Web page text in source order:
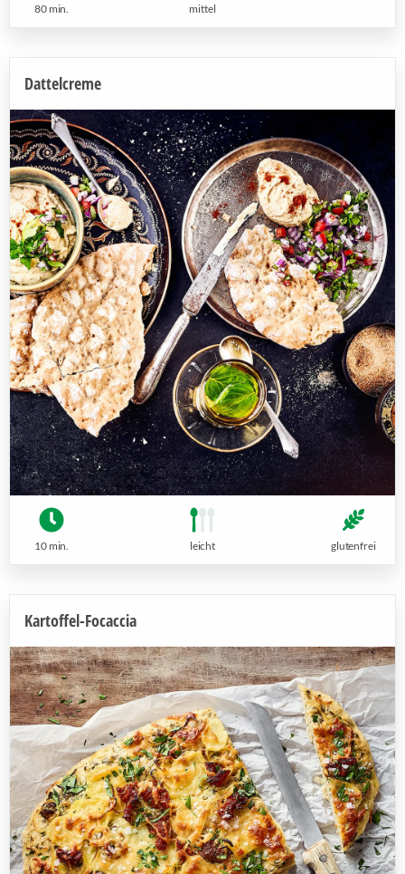
80 min. mittel
Dattelcreme
10 min. leicht glutenfrei
Kartoffel-Focaccia